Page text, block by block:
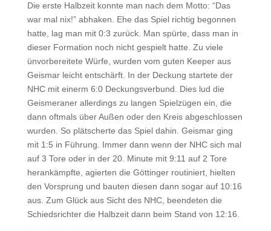
Die erste Halbzeit konnte man nach dem Motto: “Das
war mal nix!” abhaken. Ehe das Spiel richtig begonnen
hatte, lag man mit 0:3 zurück. Man spürte, dass man in
dieser Formation noch nicht gespielt hatte. Zu viele
ünvorbereitete Würfe, wurden vom guten Keeper aus
Geismar leicht entschärft. In der Deckung startete der
NHC mit einerm 6:0 Deckungsverbund. Dies lud die
Geismeraner allerdings zu langen Spielzügen ein, die
dann oftmals über Außen oder den Kreis abgeschlossen
wurden. So plätscherte das Spiel dahin. Geismar ging
mit 1:5 in Führung. Immer dann wenn der NHC sich mal
auf 3 Tore oder in der 20. Minute mit 9:11 auf 2 Tore
herankämpfte, agierten die Göttinger routiniert, hielten
den Vorsprung und bauten diesen dann sogar auf 10:16
aus. Zum Glück aus Sicht des NHC, beendeten die
Schiedsrichter die Halbzeit dann beim Stand von 12:16.